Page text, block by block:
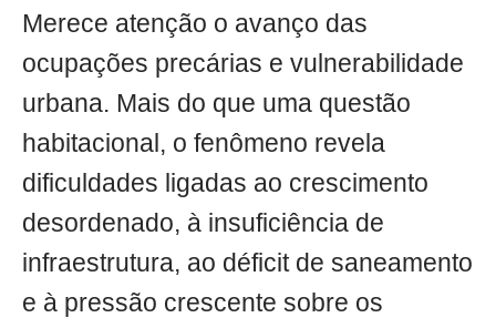
Merece atenção o avanço das
ocupações precárias e vulnerabilidade
urbana. Mais do que uma questão
habitacional, o fenômeno revela
dificuldades ligadas ao crescimento
desordenado, à insuficiência de
infraestrutura, ao déficit de saneamento
e à pressão crescente sobre os